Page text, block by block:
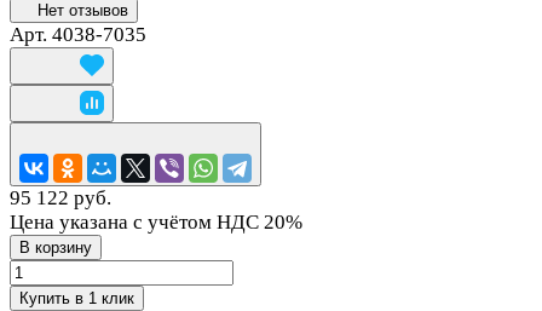
Нет отзывов
Арт. 4038-7035
95 122 руб.
Цена указана с учётом НДС 20%
В корзину
Купить в 1 клик